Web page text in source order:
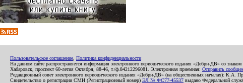
Пользовательское соглашение Политика конфиденциальности
На данном сайте распространяется информация электронного периодического издания «Дебри-ДВ» со
Хабаровск, проспект 60-летия Октября, 88-46, т./ф.84212296081. Электронная приемная: Отправить
Редакционный совет электронного периодического издания «Дебри-ДВ» (на общественных
Свидетельство о регистрации СМИ (Регистрационный номер) ЭЛ № ФС77-45537 выдано Федеральной